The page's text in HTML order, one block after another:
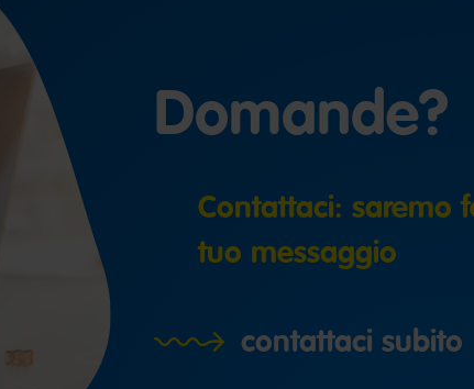
Domande?
Contattaci: saremo
tuo messaggio
contattaci subito